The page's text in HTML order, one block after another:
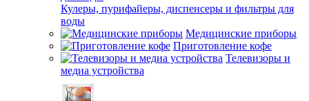
Кулеры, пурифайеры, диспенсеры и фильтры для
воды
Медицинские приборы
Приготовление кофе
Телевизоры и
медиа устройства